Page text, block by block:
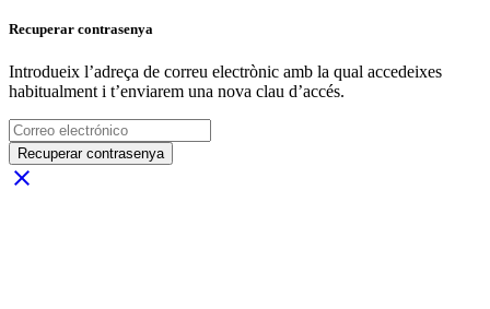
Recuperar contrasenya
Introdueix l’adreça de correu electrònic amb la qual accedeixes
habitualment i t’enviarem una nova clau d’accés.
Recuperar contrasenya
close